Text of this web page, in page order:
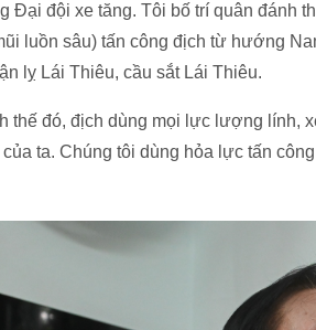
Đại đội xe tăng. Tôi bố trí quân đánh
luồn sâu) tấn công địch từ hướng
lỵ Lái Thiêu, cầu sắt Lái Thiêu.
thế đó, địch dùng mọi lực lượng lính,
ta. Chúng tôi dùng hỏa lực tấn